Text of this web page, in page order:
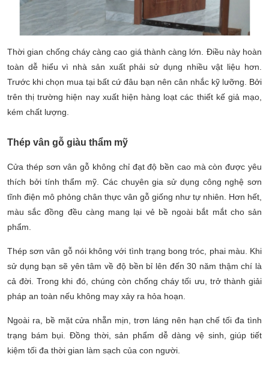
Thời gian chống cháy càng cao giá thành càng lớn. Điều này hoàn
toàn dễ hiểu vì nhà sản xuất phải sử dụng nhiều vật liệu hơn.
Trước khi chọn mua tại bất cứ đâu bạn nên cân nhắc kỹ lưỡng. Bởi
trên thị trường hiện nay xuất hiện hàng loạt các thiết kế giả mạo,
kém chất lượng.
Thép vân gỗ giàu thẩm mỹ
Cửa thép sơn vân gỗ không chỉ đạt độ bền cao mà còn được yêu
thích bởi tính thẩm mỹ. Các chuyên gia sử dụng công nghệ sơn
tĩnh điện mô phỏng chân thực vân gỗ giống như tự nhiên. Hơn hết,
màu sắc đồng đều càng mang lại vẻ bề ngoài bắt mắt cho sản
phẩm.
Thép sơn vân gỗ nói không với tình trạng bong tróc, phai màu. Khi
sử dụng bạn sẽ yên tâm về độ bền bỉ lên đến 30 năm thậm chí là
cả đời. Trong khi đó, chúng còn chống cháy tối ưu, trở thành giải
pháp an toàn nếu không may xảy ra hỏa hoạn.
Ngoài ra, bề mặt cửa nhẵn mịn, trơn láng nên hạn chế tối đa tình
trạng bám bụi. Đồng thời, sản phẩm dễ dàng vệ sinh, giúp tiết
kiệm tối đa thời gian làm sạch của con người.